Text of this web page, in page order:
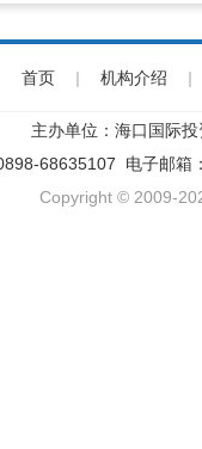
首页 | 机构介绍 |
主办单位：海口国际
68635107 电子邮箱
Copyright © 2009-